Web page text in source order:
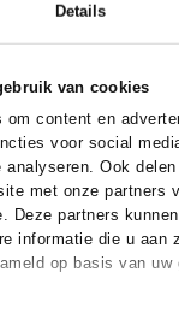
Details
van cookies
om content en
voor social
Ook
met onze partners
Deze partners
informatie die u aan
op basis van uw
at home
Fabric:
Katoen
30°C